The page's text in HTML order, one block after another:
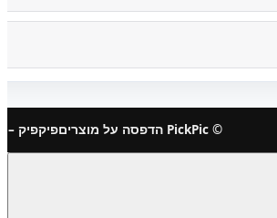
© PickPic הדפסה על מוצרים פיקפיק –